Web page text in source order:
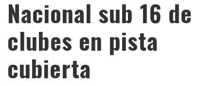
Nacional sub 16 de
clubes en pista
cubierta